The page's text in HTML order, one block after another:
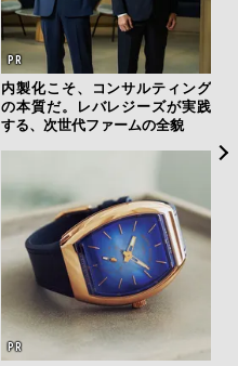
内製化こそ、コンサルティング
の本質だ。レバレジーズが実践
する、次世代ファームの全貌
本質